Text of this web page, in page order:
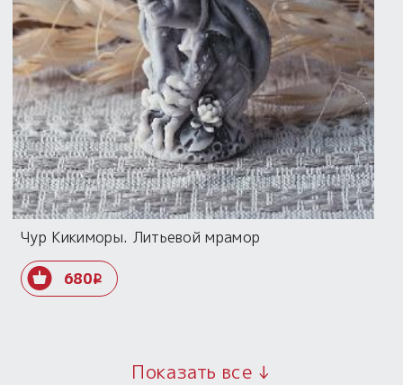
Чур Кикиморы. Литьевой мрамор
680i
Показать все ↓